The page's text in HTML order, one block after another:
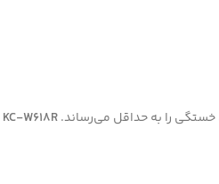
را به حداقل می‌رساند.KC-W618R